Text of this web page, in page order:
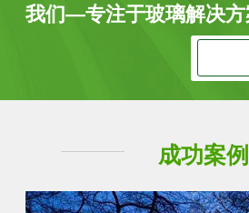
我们—专注于玻璃解决方
成功案例